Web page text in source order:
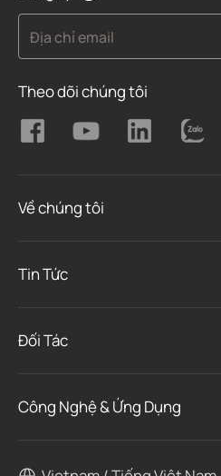
Địa chỉ email
Theo dõi chúng tôi
Về chúng tôi
Tin Tức
Đối Tác
Công Nghệ & Ứng Dụng